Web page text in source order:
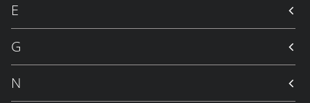
E
G
N